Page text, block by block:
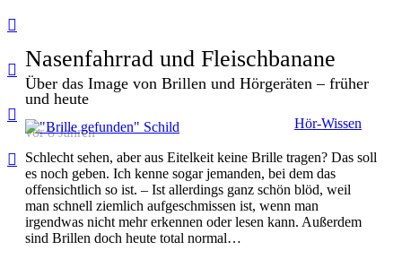
Nasenfahrrad und Fleischbanane
Über das Image von Brillen und Hörgeräten – früher
und heute
vor 8 Jahren
Hör-Wissen
Schlecht sehen, aber aus Eitelkeit keine Brille tragen? Das soll
es noch geben. Ich kenne sogar jemanden, bei dem das
offensichtlich so ist. – Ist allerdings ganz schön blöd, weil
man schnell ziemlich aufgeschmissen ist, wenn man
irgendwas nicht mehr erkennen oder lesen kann. Außerdem
sind Brillen doch heute total normal…